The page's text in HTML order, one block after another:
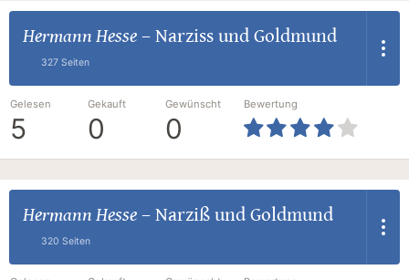
Hermann Hesse– Narziss und Goldmund
327 Seiten
Gelesen
5
Gekauft
0
Gewünscht
0
Bewertung
Hermann Hesse– Narziß und Goldmund
320 Seiten